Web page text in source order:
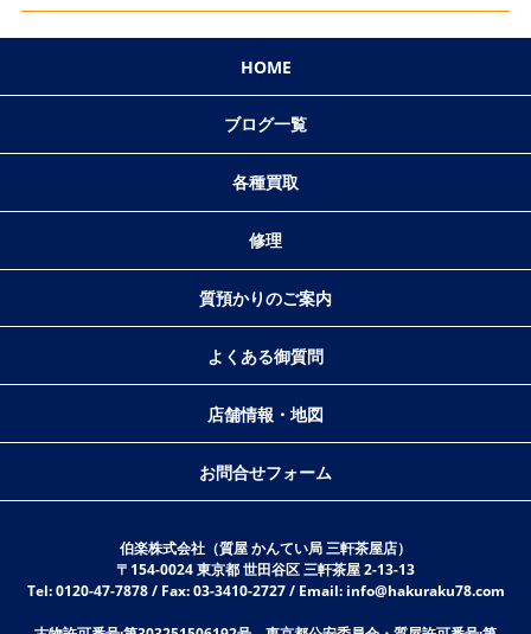
HOME
ブログ一覧
各種買取
修理
質預かりのご案内
よくある御質問
店舗情報・地図
お問合せフォーム
伯楽株式会社（質屋 かんてい局 三軒茶屋店）
〒154-0024 東京都 世田谷区 三軒茶屋 2-13-13
Tel: 0120-47-7878 / Fax: 03-3410-2727 / Email: info@hakuraku78.com